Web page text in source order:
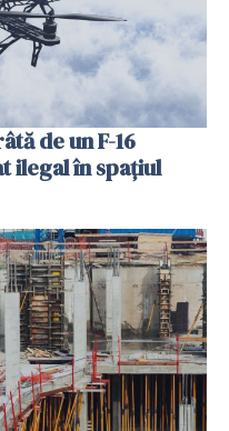
de un F-16
ilegal în spațiul